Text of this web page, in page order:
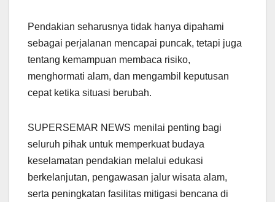
Pendakian seharusnya tidak hanya dipahami
sebagai perjalanan mencapai puncak, tetapi juga
tentang kemampuan membaca risiko,
menghormati alam, dan mengambil keputusan
cepat ketika situasi berubah.
SUPERSEMAR NEWS menilai penting bagi
seluruh pihak untuk memperkuat budaya
keselamatan pendakian melalui edukasi
berkelanjutan, pengawasan jalur wisata alam,
serta peningkatan fasilitas mitigasi bencana di